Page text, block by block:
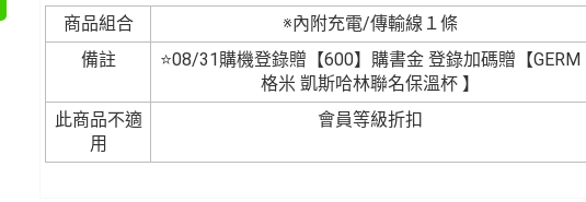
商品組合
※內附充電/傳輸線１條
備註
⭐08/31購機登錄贈【600】購書金 登錄加碼贈【GERM
格米 凱斯哈林聯名保溫杯 】
此商品不適
用
會員等級折扣